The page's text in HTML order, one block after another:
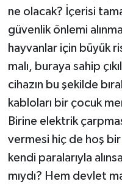
ne olacak? İçerisi
güvenlik önlemi
hayvanlar için büyük
malı, buraya sahip
cihazın bu şekilde
kabloları bir çocuk
Birine elektrik
vermesi hiç de hoş
kendi paralarıyla
mıydı? Hem devlet